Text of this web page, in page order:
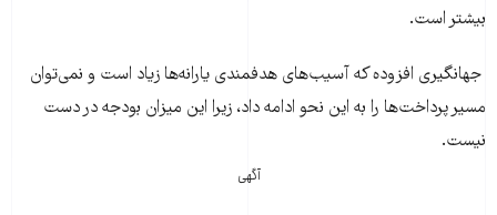
بیشتر است.
جهانگیری افزوده که آسیب‌های هدفمندی یارانه‌ها زیاد است و نمی‌توان
مسیر پرداخت‌ها را به این نحو ادامه داد، زیرا این میزان بودجه در دست
نیست.
آگهی